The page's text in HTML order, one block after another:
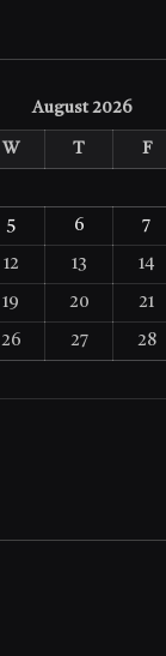
August 2026
W T F
5 6 7
12 13 14
19 20 21
26 27 28